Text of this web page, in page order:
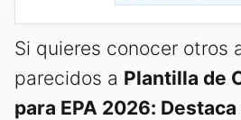
Si quieres conocer otros
parecidos a Plantilla de
para EPA 2026: